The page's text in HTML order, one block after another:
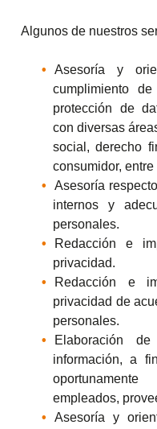
Algunos de nuestros
Asesoría y
cumplimiento
protección de
con diversas
social, derecho
consumidor, entre
Asesoría
internos y
personales.
Redacción e
privacidad.
Redacción e
privacidad de
personales.
Elaboración
información, a
empleados,
Asesoría y